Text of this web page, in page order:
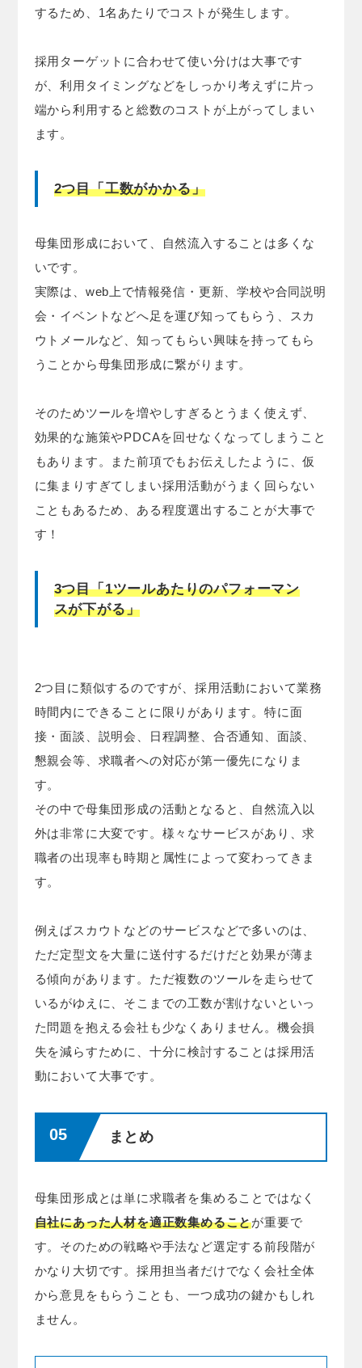
するため、1名あたりでコストが発生します。
採用ターゲットに合わせて使い分けは大事です
が、利用タイミングなどをしっかり考えずに片っ
端から利用すると総数のコストが上がってしまい
ます。
2つ目「工数がかかる」
母集団形成において、自然流入することは多くな
いです。
実際は、web上で情報発信・更新、学校や合同説明
会・イベントなどへ足を運び知ってもらう、スカ
ウトメールなど、知ってもらい興味を持ってもら
うことから母集団形成に繋がります。
そのためツールを増やしすぎるとうまく使えず、
効果的な施策やPDCAを回せなくなってしまうこと
もあります。また前項でもお伝えしたように、仮
に集まりすぎてしまい採用活動がうまく回らない
こともあるため、ある程度選出することが大事で
す！
3つ目「1ツールあたりのパフォーマン
スが下がる」
2つ目に類似するのですが、採用活動において業務
時間内にできることに限りがあります。特に面
接・面談、説明会、日程調整、合否通知、面談、
懇親会等、求職者への対応が第一優先になりま
す。
その中で母集団形成の活動となると、自然流入以
外は非常に大変です。様々なサービスがあり、求
職者の出現率も時期と属性によって変わってきま
す。
例えばスカウトなどのサービスなどで多いのは、
ただ定型文を大量に送付するだけだと効果が薄ま
る傾向があります。ただ複数のツールを走らせて
いるがゆえに、そこまでの工数が割けないといっ
た問題を抱える会社も少なくありません。機会損
失を減らすために、十分に検討することは採用活
動において大事です。
まとめ
母集団形成とは単に求職者を集めることではなく
自社にあった人材を適正数集めることが重要で
す。そのための戦略や手法など選定する前段階が
かなり大切です。採用担当者だけでなく会社全体
から意見をもらうことも、一つ成功の鍵かもしれ
ません。